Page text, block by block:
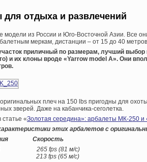
для отдыха и развлечений
модели из России и Юго-Восточной Азии. Все
меркам, дистанции – от 15 до 40 метров.
приличный по размерам, лучший
и их клоны вроде «Yarrow model A». Они
плеч на 150 lbs пригодны для
зверей. Даже на кабанчика-сеголетка.
«Золотая середина»: арбалеты МК-250 и
этих арбалетов с
Скорость
265 fps (81 м/с)
213 fps (65 м/с)